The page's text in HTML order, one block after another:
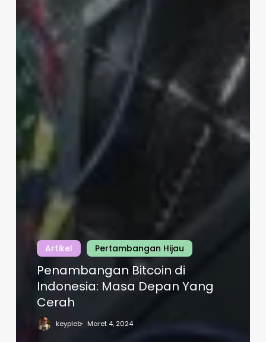
Artikel Pertambangan Hijau
Penambangan Bitcoin di
Indonesia: Masa Depan Yang
Cerah
keypleb Maret 4, 2024